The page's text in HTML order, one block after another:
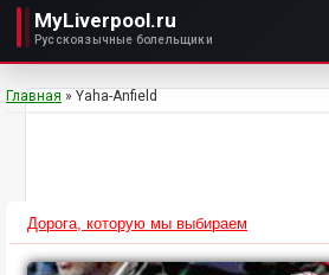
MyLiverpool.ru
Русскоязычные болельщики
Главная » Yaha-Anfield
Дорога, которую мы выбираем